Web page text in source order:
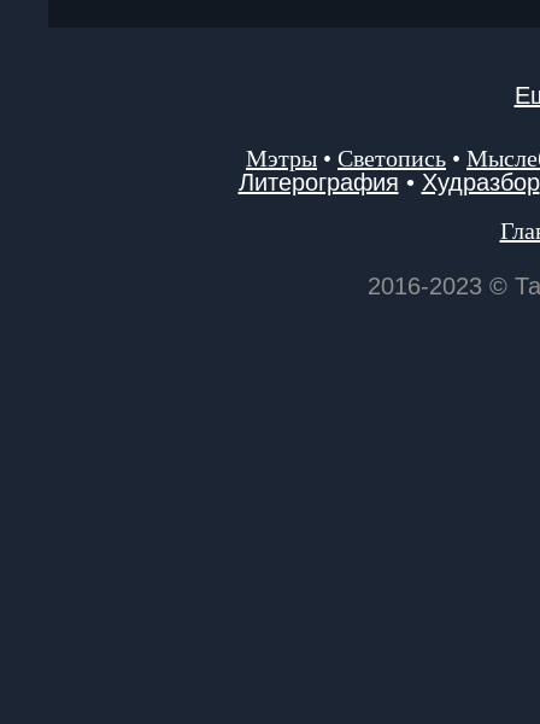
Мэтры • Светопись •
Литерография • Худразбор
2016-2023 ©